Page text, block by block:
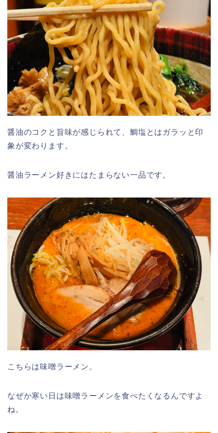
醤油のコクと旨味が感じられて、鯛塩とはガラッと印
象が変わります。
醤油ラーメン好きにはたまらない一品です。
こちらは味噌ラーメン。
なぜか寒い日は味噌ラーメンを食べたくなるんですよ
ね。